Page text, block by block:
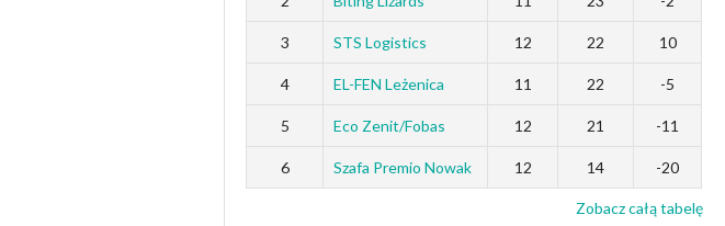
3 STS Logistics 12 22 10
4 EL-FEN Leżenica 11 22 -5
5 Eco Zenit/Fobas 12 21 -11
6 Szafa Premio Nowak 12 14 -20
Zobacz całą tabelę